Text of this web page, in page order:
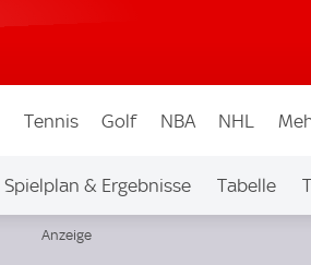
Tennis Golf NBA NHL
Spielplan & Ergebnisse Tabelle